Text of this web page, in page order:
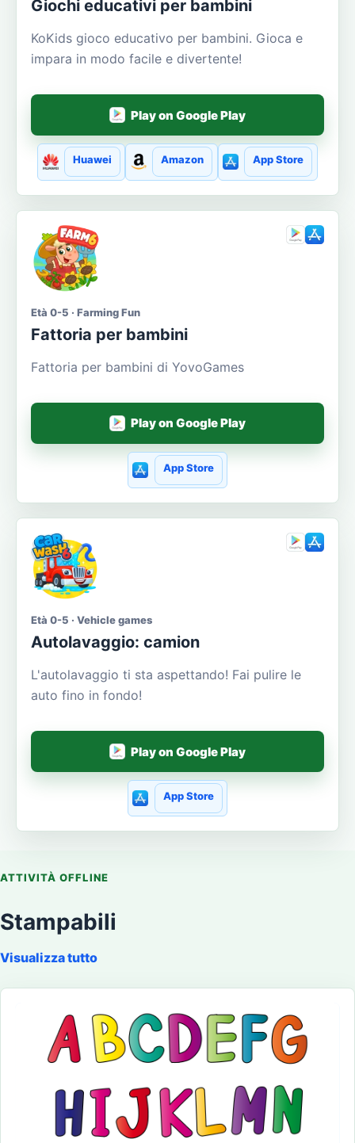
Giochi educativi per bambini
KoKids gioco educativo per bambini. Gioca e
impara in modo facile e divertente!
Play on Google Play
Huawei Amazon App Store
Età 0-5 · Farming Fun
Fattoria per bambini
Fattoria per bambini di YovoGames
Play on Google Play
App Store
Età 0-5 · Vehicle games
Autolavaggio: camion
L'autolavaggio ti sta aspettando! Fai pulire le
auto fino in fondo!
Play on Google Play
App Store
ATTIVITÀ OFFLINE
Stampabili
Visualizza tutto